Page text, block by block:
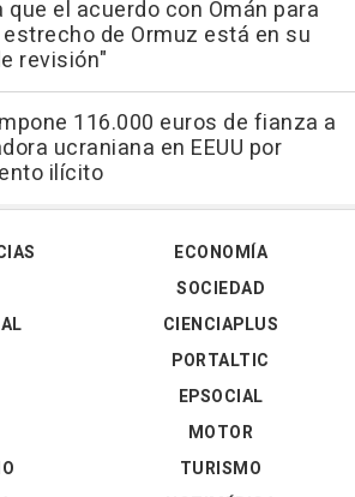
que el acuerdo con Omán para
de Ormuz está en su
revisión"
116.000 euros de fianza a
ucraniana en EEUU por
ilícito
ECONOMÍA
SOCIEDAD
CIENCIAPLUS
PORTALTIC
EPSOCIAL
MOTOR
TURISMO